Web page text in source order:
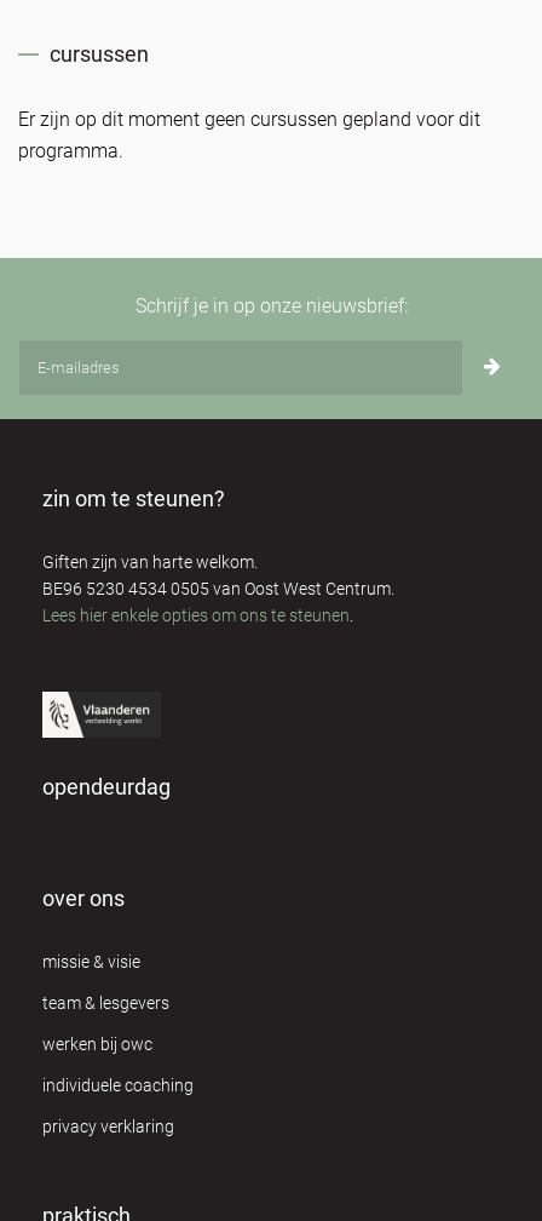
cursussen
Er zijn op dit moment geen cursussen gepland voor dit
programma.
Schrijf je in op onze nieuwsbrief:
zin om te steunen?
Giften zijn van harte welkom.
BE96 5230 4534 0505 van Oost West Centrum.
Lees hier enkele opties om ons te steunen
opendeurdag
over ons
missie & visie
team & lesgevers
werken bij owc
individuele coaching
privacy verklaring
praktisch